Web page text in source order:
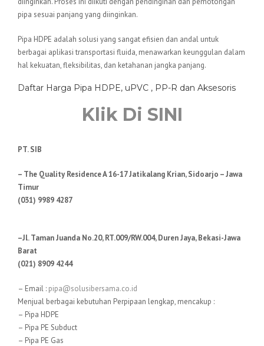
pipa sesuai panjang yang diinginkan.
Pipa HDPE adalah solusi yang sangat efisien dan andal untuk
berbagai aplikasi transportasi fluida, menawarkan keunggulan dalam
hal kekuatan, fleksibilitas, dan ketahanan jangka panjang.
Daftar Harga Pipa HDPE, uPVC , PP-R dan Aksesoris
Klik Di SINI
PT. SIB
– The Quality Residence A 16-17 Jatikalang Krian, Sidoarjo – Jawa
Timur
(031) 9989 4287
–Jl. Taman Juanda No.20, RT.009/RW.004, Duren Jaya, Bekasi-Jawa
Barat
(021) 8909 4244
– Email : pipa@solusibersama.co.id
Menjual berbagai kebutuhan Perpipaan lengkap, mencakup :
– Pipa HDPE
– Pipa PE Subduct
– Pipa PE Gas